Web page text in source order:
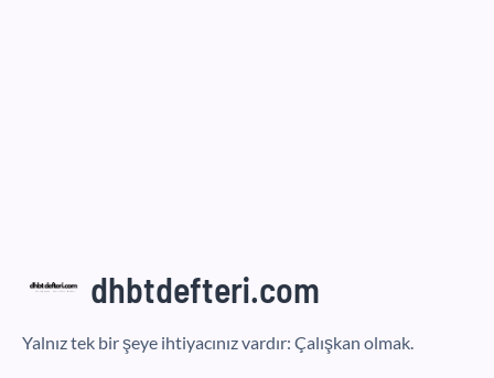
dhbtdefteri.com
Yalnız tek bir şeye ihtiyacınız vardır: Çalışkan olmak.